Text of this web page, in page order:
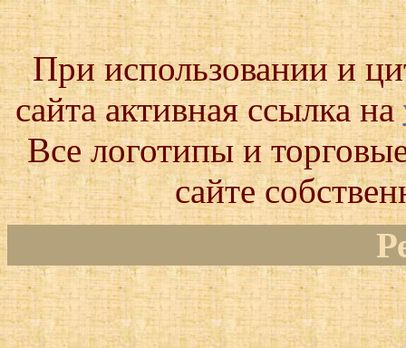
При использовании и
сайта активная ссылка на
Все логотипы и
сайте